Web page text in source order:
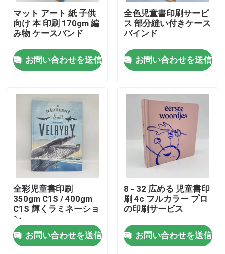
プロダクト
ビデオ
私達について
資源
マット アート 紙 子供
向け 本 印刷 170gm 編
み物 ケースバンド
お問い合わせを送信
全色児童書印刷サービ
ス 部分縫い付きケース
バインド
お問い合わせを送信
全彩児童書印刷
350gm C1S / 400gm
C1S 輝くラミネーショ
ン
お問い合わせを送信
8 - 32 広める 児童書印
刷 4c フルカラー プロ
の印刷サービス
お問い合わせを送信